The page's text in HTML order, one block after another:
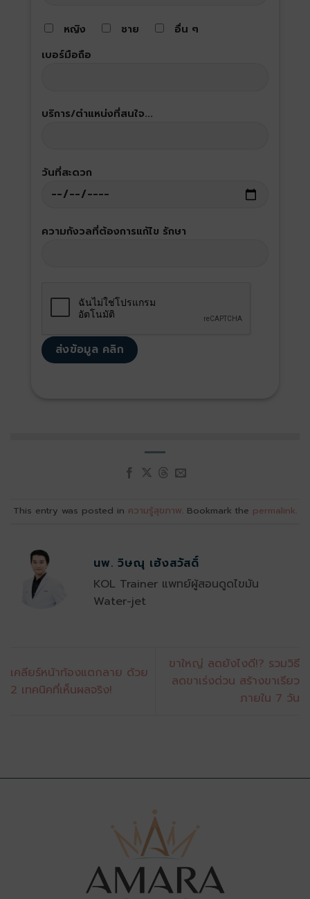
หญิง ชาย
อื่น ๆ
เบอร์มือถือ
บริการ/ตำแหน่งที่สนใจ...
วันที่สะดวก
ความกังวลที่ต้องการแก้ไข รักษา
This entry was posted in ความรู้สุขภาพ. Bookmark the permalink.
นพ. วิษณุ เฮ้งสวัสดิ์
KOL Trainer แพทย์ผู้สอนดูดไขมัน
Water-jet
เคลียร์หน้าท้องแตกลาย ด้วย
2 เทคนิคที่เห็นผลจริง!
ขาใหญ่ ลดยังไงดี!? รวมวิธี
ลดขาเร่งด่วน สร้างขาเรียว
ภายใน 7 วัน